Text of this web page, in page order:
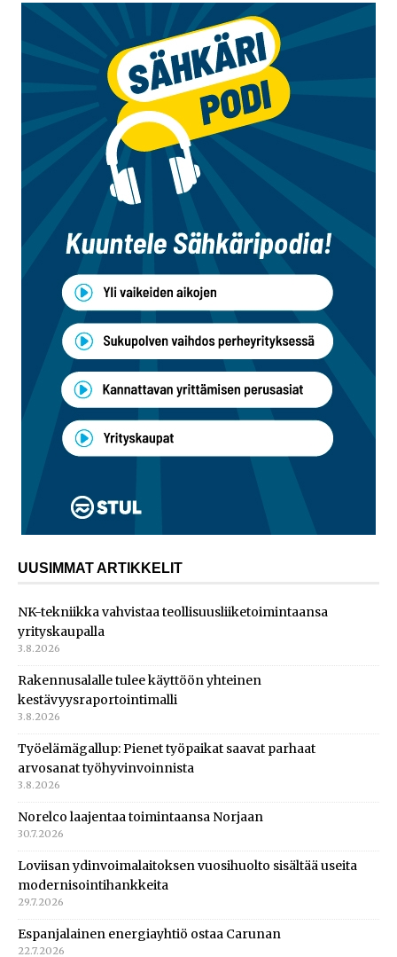
UUSIMMAT ARTIKKELIT
NK-tekniikka vahvistaa teollisuusliiketoimintaansa
yrityskaupalla
3.8.2026
Rakennusalalle tulee käyttöön yhteinen
kestävyysraportointimalli
3.8.2026
Työelämägallup: Pienet työpaikat saavat parhaat
arvosanat työhyvinvoinnista
3.8.2026
Norelco laajentaa toimintaansa Norjaan
30.7.2026
Loviisan ydinvoimalaitoksen vuosihuolto sisältää useita
modernisointihankkeita
29.7.2026
Espanjalainen energiayhtiö ostaa Carunan
22.7.2026